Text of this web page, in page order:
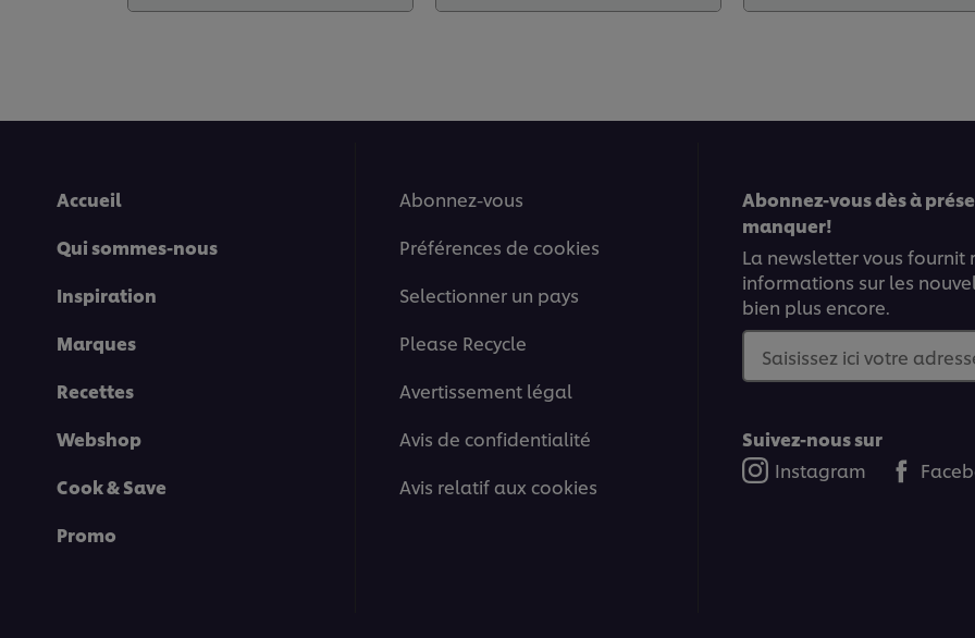
Accueil
Qui sommes-nous
Inspiration
Marques
Recettes
Webshop
Cook & Save
Promo
Abonnez-vous
Préférences de cookies
Selectionner un pays
Please Recycle
Avertissement légal
Avis de confidentialité
Avis relatif aux cookies
Abonnez-vous dès à
manquer!
La newsletter vous fournit
informations sur les
bien plus encore.
Saisissez ici votre
Suivez-nous sur
Instagram